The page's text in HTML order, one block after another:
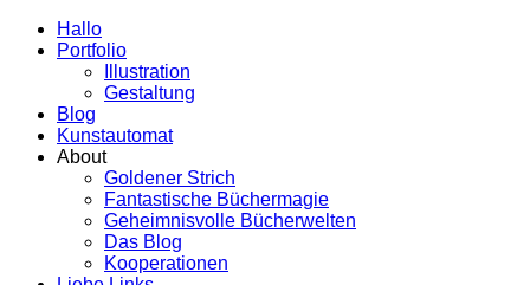
Hallo
Portfolio
Illustration
Gestaltung
Blog
Kunstautomat
About
Goldener Strich
Fantastische Büchermagie
Geheimnisvolle Bücherwelten
Das Blog
Kooperationen